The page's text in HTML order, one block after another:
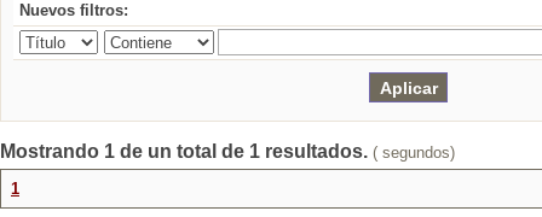
Nuevos filtros:
Mostrando 1 de un total de 1 resultados. ( segundos)
1